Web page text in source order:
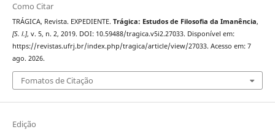
Como Citar
TRÁGICA, Revista. EXPEDIENTE. Trágica: Estudos de Filosofia da Imanência,
[S. l.], v. 5, n. 2, 2019. DOI: 10.59488/tragica.v5i2.27033. Disponível em:
https://revistas.ufrj.br/index.php/tragica/article/view/27033. Acesso em: 7
ago. 2026.
Fomatos de Citação
Edição